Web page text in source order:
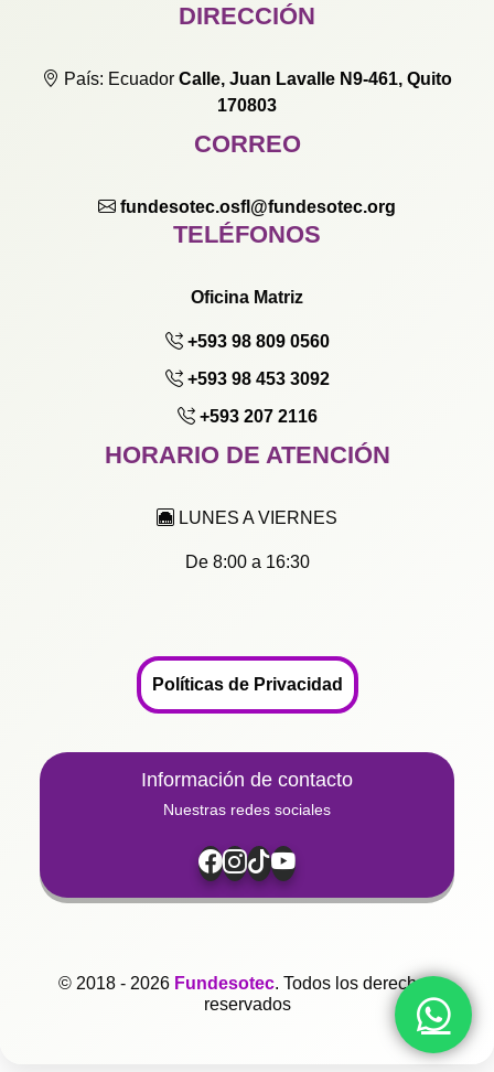
DIRECCIÓN
País: Ecuador Calle, Juan Lavalle N9-461, Quito
170803
CORREO
fundesotec.osfl@fundesotec.org
TELÉFONOS
Oficina Matriz
+593 98 809 0560
+593 98 453 3092
+593 207 2116
HORARIO DE ATENCIÓN
LUNES A VIERNES
De 8:00 a 16:30
Políticas de Privacidad
Información de contacto
Nuestras redes sociales
© 2018 - 2026 Fundesotec. Todos los derechos
reservados